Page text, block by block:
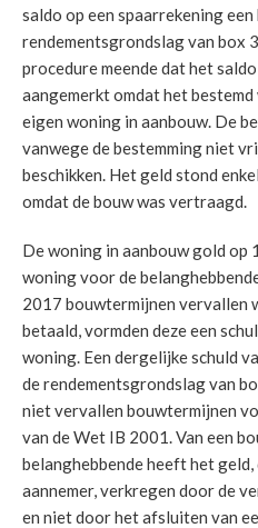
saldo op een spaarrekening
rendementsgrondslag van box
procedure meende dat het
aangemerkt omdat het
eigen woning in aanbouw. De
vanwege de bestemming niet
beschikken. Het geld stond
omdat de bouw was vertraagd.
De woning in aanbouw gold op
woning voor de
2017 bouwtermijnen vervallen
betaald, vormden deze een
woning. Een dergelijke schuld
de rendementsgrondslag van
niet vervallen bouwtermijnen
van de Wet IB 2001. Van een
belanghebbende heeft het
aannemer, verkregen door de
en niet door het afsluiten van